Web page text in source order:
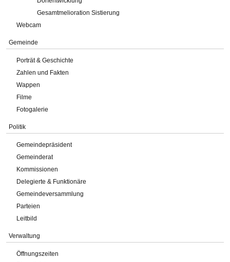
Gesamtmelioration Sistierung
Webcam
Gemeinde
Porträt & Geschichte
Zahlen und Fakten
Wappen
Filme
Fotogalerie
Politik
Gemeindepräsident
Gemeinderat
Kommissionen
Delegierte & Funktionäre
Gemeindeversammlung
Parteien
Leitbild
Verwaltung
Öffnungszeiten